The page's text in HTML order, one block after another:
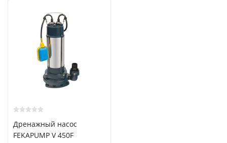
Дренажный насос
FEKAPUMP V 450F